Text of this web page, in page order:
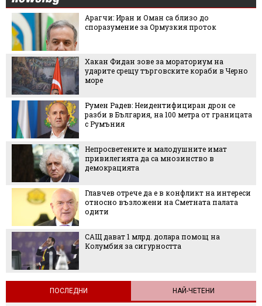
Арагчи: Иран и Оман са близо до
споразумение за Ормузкия проток
Хакан Фидан зове за мораториум на
ударите срещу търговските кораби в Черно
море
Румен Радев: Неидентифициран дрон се
разби в България, на 100 метра от границата
с Румъния
Непросветените и малодушните имат
привилегията да са мнозинство в
демокрацията
Главчев отрече да е в конфликт на интереси
относно възложени на Сметната палата
одити
САЩ дават 1 млрд. долара помощ на
Колумбия за сигурността
ПОСЛЕДНИ НАЙ-ЧЕТЕНИ